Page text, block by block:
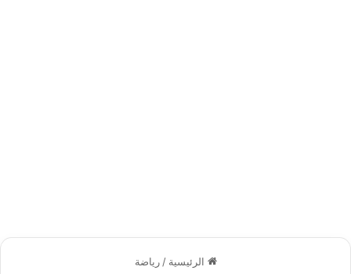
الرئيسية / رياضة